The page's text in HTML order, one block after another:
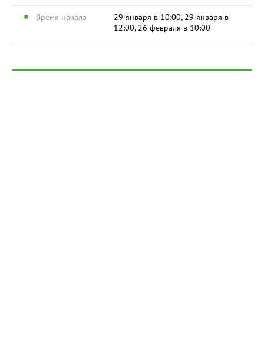
Время начала
29 января в 10:00, 29 января в
12:00, 26 февраля в 10:00